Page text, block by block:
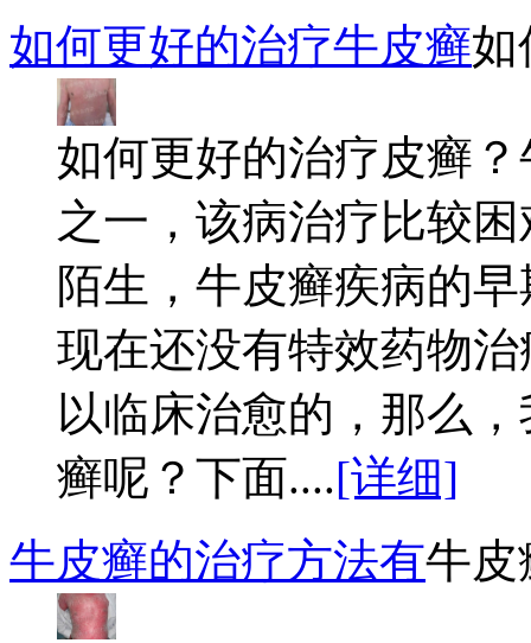
如何更好的治疗牛皮癣如
如何更好的治疗皮癣
之一，该病治疗比较
陌生，牛皮癣疾病的
现在还没有特效药物
以临床治愈的，那么
癣呢？下面....[详细]
牛皮癣的治疗方法有牛皮